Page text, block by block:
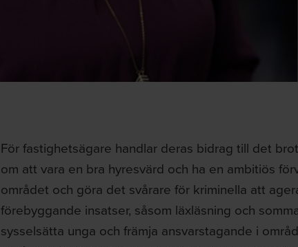
För fastighetsägare handlar deras bidrag till det
om att vara en bra hyresvärd och ha en ambitiös
området och göra det svårare för kriminella att
förebyggande insatser, såsom läxläsning och
sysselsätta unga och främja ansvarstagande i